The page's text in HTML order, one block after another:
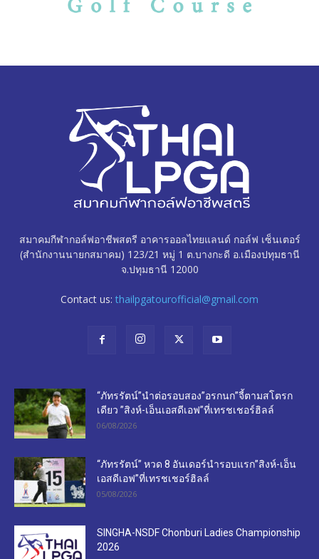
สมาคมกีฬากอล์ฟอาชีพสตรี อาคารออลไทยแลนด์ กอล์ฟ เซ็นเตอร์
(สำนักงานนายกสมาคม) 123/21 หมู่ 1 ต.บางกะดี อ.เมืองปทุมธานี
จ.ปทุมธานี 12000
Contact us: thailpgatourofficial@gmail.com
“ภัทรรัตน์”นำต่อรอบสอง”อรกนก”จี้ตามสโตรก
เดียว ”สิงห์-เอ็นเอสดีเอฟ”ที่เทรชเชอร์ฮิลล์
06/08/2026
“ภัทรรัตน์” หวด 8 อันเดอร์นำรอบแรก”สิงห์-เอ็น
เอสดีเอฟ”ที่เทรชเชอร์ฮิลล์
05/08/2026
SINGHA-NSDF Chonburi Ladies Championship
2026